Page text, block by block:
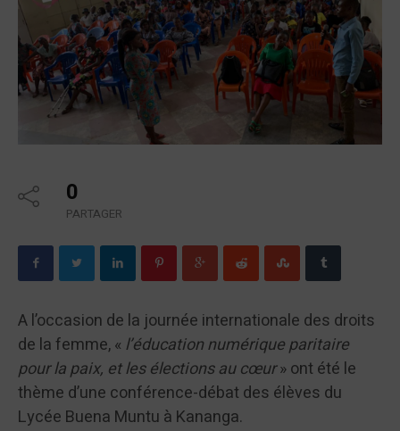
0
PARTAGER
A l’occasion de la journée internationale des droits
de la femme, « l’éducation numérique paritaire
pour la paix, et les élections au cœur» ont été le
thème d’une conférence-débat des élèves du
Lycée Buena Muntu à Kananga.